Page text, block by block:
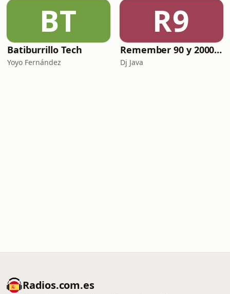
BT
Batiburrillo Tech
Yoyo Fernández
R9
Remember 90 y 2000 en PLAY WITH ME by Dj Java
Dj Java
Radios.com.es